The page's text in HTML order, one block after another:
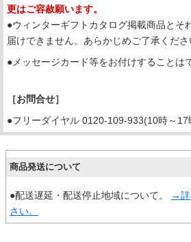
更はご容赦願います。
●ウィンターギフトカタログ掲載商品とそ
届けできません。あらかじめご了承くださ
●メッセージカード等をお付けすることは
［お問合せ］
●フリーダイヤル 0120-109-933(10時～17
商品発送について
●配送遅延・配送停止地域について。
→詳
さい。